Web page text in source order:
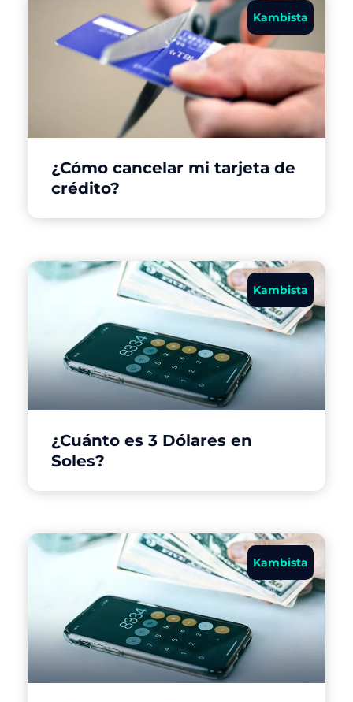
Kambista
¿Cómo cancelar mi tarjeta de
crédito?
Kambista
¿Cuánto es 3 Dólares en
Soles?
Kambista